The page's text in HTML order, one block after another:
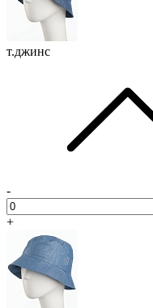
т.джинс
-
+